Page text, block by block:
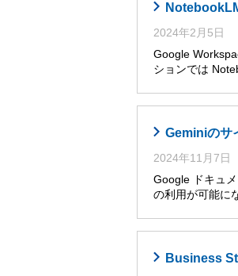
2024年2月5日
Google
ションでは
Geminiのサ
2024年11月7日
Google ドキュ
の利用が可能に
Business